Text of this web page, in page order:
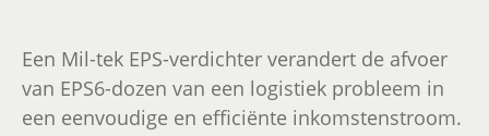
Een Mil-tek EPS-verdichter verandert de afvoer
van EPS6-dozen van een logistiek probleem in
een eenvoudige en efficiënte inkomstenstroom.